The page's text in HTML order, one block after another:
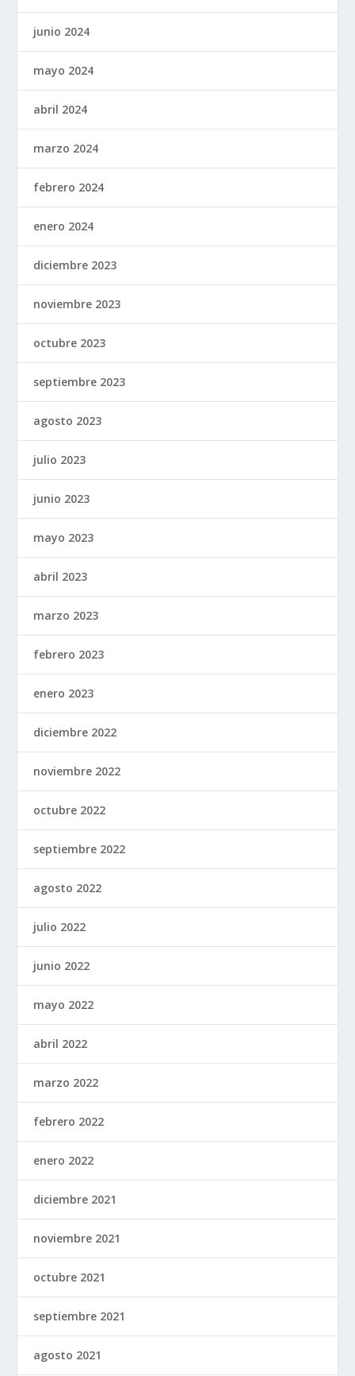
junio 2024
mayo 2024
abril 2024
marzo 2024
febrero 2024
enero 2024
diciembre 2023
noviembre 2023
octubre 2023
septiembre 2023
agosto 2023
julio 2023
junio 2023
mayo 2023
abril 2023
marzo 2023
febrero 2023
enero 2023
diciembre 2022
noviembre 2022
octubre 2022
septiembre 2022
agosto 2022
julio 2022
junio 2022
mayo 2022
abril 2022
marzo 2022
febrero 2022
enero 2022
diciembre 2021
noviembre 2021
octubre 2021
septiembre 2021
agosto 2021